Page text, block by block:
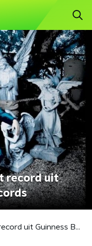
record uit
Jack White verbreekt record uit Guinness Book of Records